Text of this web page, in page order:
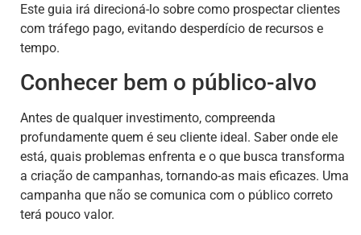
Este guia irá direcioná-lo sobre como prospectar clientes
com tráfego pago, evitando desperdício de recursos e
tempo.
Conhecer bem o público-alvo
Antes de qualquer investimento, compreenda
profundamente quem é seu cliente ideal. Saber onde ele
está, quais problemas enfrenta e o que busca transforma
a criação de campanhas, tornando-as mais eficazes. Uma
campanha que não se comunica com o público correto
terá pouco valor.